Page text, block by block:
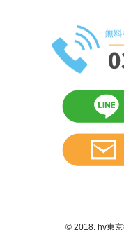
© 2018. hy東